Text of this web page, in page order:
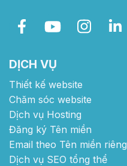
DỊCH VỤ
Thiết kế website
Chăm sóc website
Dịch vụ Hosting
Đăng ký Tên miền
Email theo Tên miền riêng
Dịch vụ SEO tổng thể